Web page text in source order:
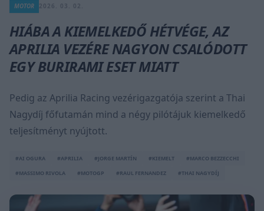
MOTOR
HIÁBA A KIEMELKEDŐ HÉTVÉGE, AZ
APRILIA VEZÉRE NAGYON CSALÓDOTT
EGY BURIRAMI ESET MIATT
Pedig az Aprilia Racing vezérigazgatója szerint a Thai
Nagydíj főfutamán mind a négy pilótájuk kiemelkedő
teljesítményt nyújtott.
#AI OGURA #APRILIA #JORGE MARTÍN #KIEMELT
#MARCO BEZZECCHI
#MASSIMO RIVOLA
#MOTOGP #RAUL FERNANDEZ #THAI NAGYDÍJ